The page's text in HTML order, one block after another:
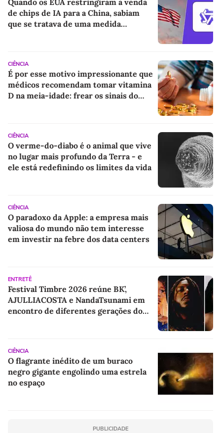
de chips de IA para a China, sabiam
que se tratava de uma medida
CIÊNCIA
É por esse motivo impressionante que
médicos recomendam tomar vitamina
D na meia-idade: frear os sinais do
CIÊNCIA
O verme-do-diabo é o animal que vive
no lugar mais profundo da Terra - e
ele está redefinindo os limites da vida
CIÊNCIA
O paradoxo da Apple: a empresa mais
valiosa do mundo não tem interesse
em investir na febre dos data centers
ENTRETÊ
Festival Timbre 2026 reúne BK’,
AJULLIACOSTA e NandaTsunami em
encontro de diferentes gerações do
CIÊNCIA
O flagrante inédito de um buraco
negro gigante engolindo uma estrela
no espaço
PUBLICIDADE